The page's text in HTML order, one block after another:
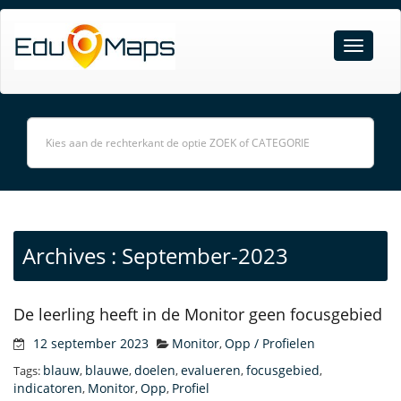
Archives : September-2023
De leerling heeft in de Monitor geen focusgebied
12 september 2023 Monitor,Opp / Profielen
Tags: blauw, blauwe,doelen,evalueren,focusgebied,
indicatoren, Monitor,Opp, Profiel